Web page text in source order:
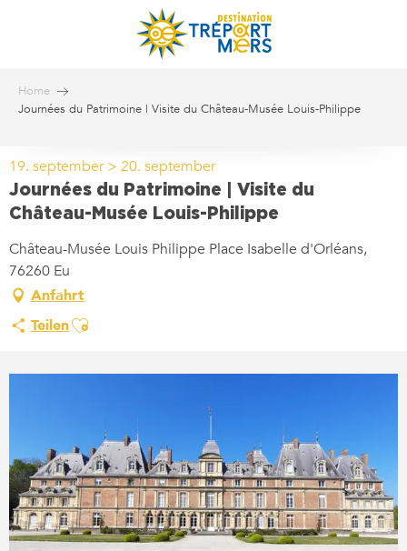
Home
Journées du Patrimoine | Visite du Château-Musée Louis-Philippe
19. september > 20. september
Journées du Patrimoine | Visite du
Château-Musée Louis-Philippe
Château-Musée Louis Philippe Place Isabelle d'Orléans,
76260 Eu
Anfahrt
TeilenAjouter aux favoris